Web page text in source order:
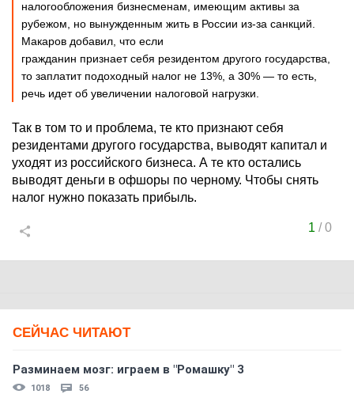
налогообложения бизнесменам, имеющим активы за
рубежом, но вынужденным жить в России из-за санкций.
Макаров добавил, что если
гражданин признает себя резидентом другого государства,
то заплатит подоходный налог не 13%, а 30% — то есть,
речь идет об увеличении налоговой нагрузки.
Так в том то и проблема, те кто признают себя
резидентами другого государства, выводят капитал и
уходят из российского бизнеса. А те кто остались
выводят деньги в офшоры по черному. Чтобы снять
налог нужно показать прибыль.
1 /0
СЕЙЧАС ЧИТАЮТ
Разминаем мозг: играем в "Ромашку" 3
1018 56